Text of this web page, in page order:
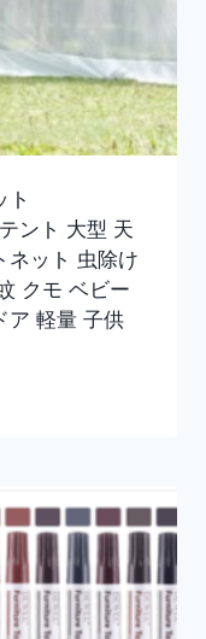
ト
ント 大型 天
ネット 虫除け
クモ ベビー
ア 軽量 子供